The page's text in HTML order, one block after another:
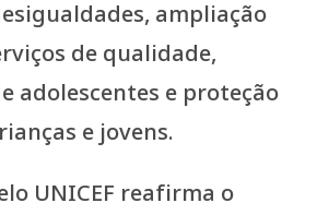
ampliação
de qualidade,
adolescentes e proteção
e jovens.
UNICEF reafirma o